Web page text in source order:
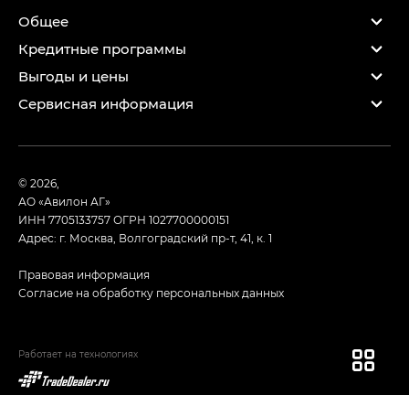
Общее
Кредитные программы
Выгоды и цены
Сервисная информация
© 2026,
АО «Авилон АГ»
ИНН 7705133757ОГРН 1027700000151
Адрес: г. Москва, Волгоградский пр-т, 41, к. 1
Правовая информация
Согласие на обработку персональных данных
Работает на технологиях